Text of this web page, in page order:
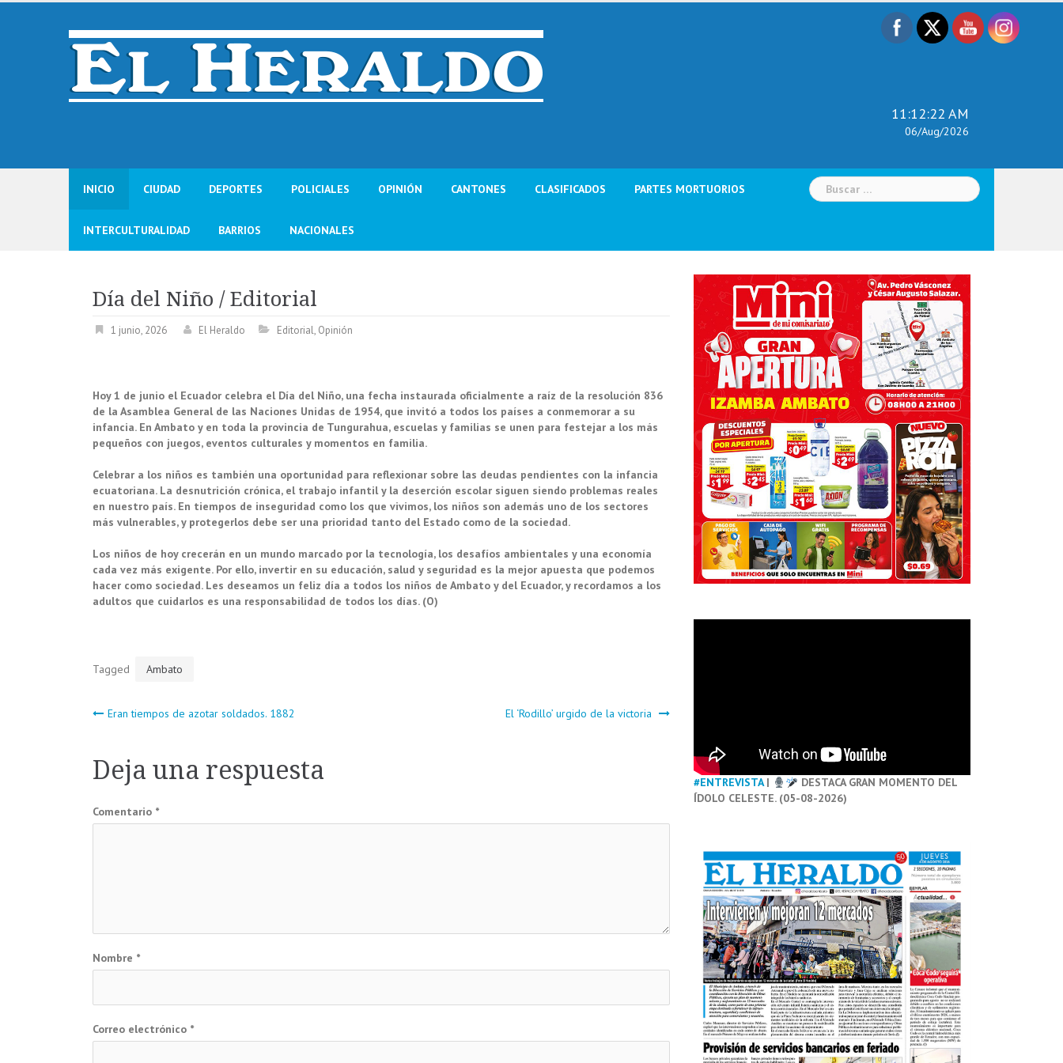
Skip
11:12:23 AM
06/Aug/2026
INICIO CIUDAD DEPORTES POLICIALES OPINIÓN CANTONES CLASIFICADOS PARTES MORTUORIOS
INTERCULTURALIDAD BARRIOS NACIONALES
Buscar:
Día del Niño / Editorial
1 junio, 2026 El Heraldo Editorial, Opinión
Hoy 1 de junio el Ecuador celebra el Día del Niño, una fecha instaurada oficialmente a raíz de la resolución 836
de la Asamblea General de las Naciones Unidas de 1954, que invitó a todos los países a conmemorar a su
infancia. En Ambato y en toda la provincia de Tungurahua, escuelas y familias se unen para festejar a los más
pequeños con juegos, eventos culturales y momentos en familia.
Celebrar a los niños es también una oportunidad para reflexionar sobre las deudas pendientes con la infancia
ecuatoriana. La desnutrición crónica, el trabajo infantil y la deserción escolar siguen siendo problemas reales
en nuestro país. En tiempos de inseguridad como los que vivimos, los niños son además uno de los sectores
más vulnerables, y protegerlos debe ser una prioridad tanto del Estado como de la sociedad.
Los niños de hoy crecerán en un mundo marcado por la tecnología, los desafíos ambientales y una economía
cada vez más exigente. Por ello, invertir en su educación, salud y seguridad es la mejor apuesta que podemos
hacer como sociedad. Les deseamos un feliz día a todos los niños de Ambato y del Ecuador, y recordamos a los
adultos que cuidarlos es una responsabilidad de todos los días. (O)
Tagged Ambato
Navegación
de
entradas
Eran tiempos de azotar soldados. 1882 El ‘Rodillo’ urgido de la victoria
Deja una respuesta
Comentario *
Nombre *
Correo electrónico *
#ENTREVISTA|
DESTACA GRAN MOMENTO DEL
ÍDOLO CELESTE. (05-08-2026)